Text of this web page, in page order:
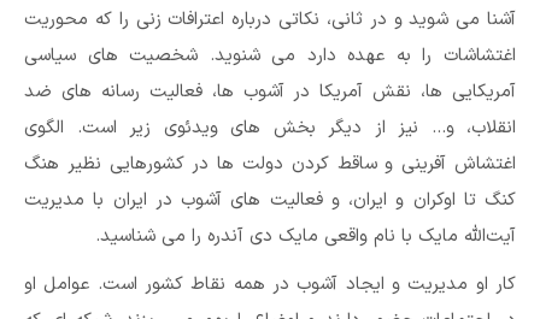
آشنا می شوید و در ثانی، نکاتی درباره اعترافات زنی را که محوریت
اغتشاشات را به عهده دارد می شنوید. شخصیت های سیاسی
آمریکایی ها، نقش آمریکا در آشوب ها، فعالیت رسانه های ضد
انقلاب، و… نیز از دیگر بخش های ویدئوی زیر است. الگوی
اغتشاش آفرینی و ساقط کردن دولت ها در کشورهایی نظیر هنگ
کنگ تا اوکران و ایران، و فعالیت های آشوب در ایران با مدیریت
آیت‌الله مایک با نام واقعی مایک دی آندره را می شناسید.
کار او مدیریت و ایجاد آشوب در همه نقاط کشور است. عوامل او